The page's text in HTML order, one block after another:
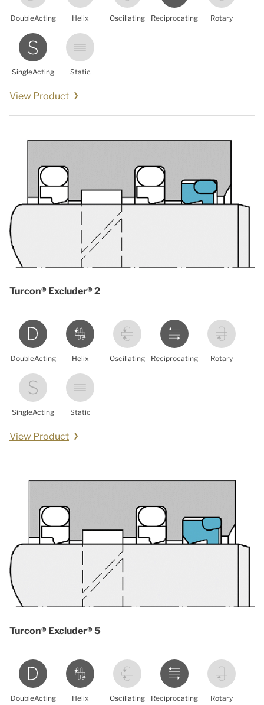
DoubleActing Helix Oscillating Reciprocating Rotary
SingleActing Static
View Product
Turcon® Excluder® 2
DoubleActing Helix Oscillating Reciprocating Rotary
SingleActing Static
View Product
Turcon® Excluder® 5
DoubleActing Helix Oscillating Reciprocating Rotary